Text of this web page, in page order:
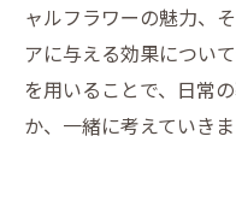
ャルフラワーの魅力、
アに与える効果につい
を用いることで、日常
か、一緒に考えていきま